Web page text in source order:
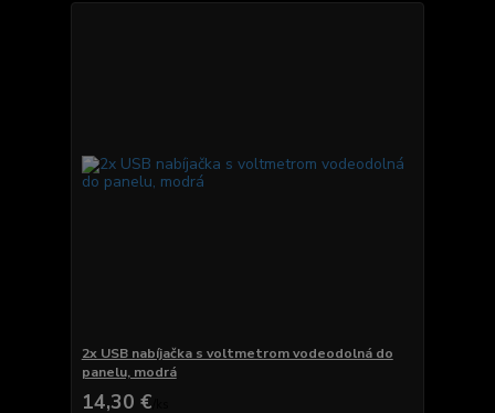
2x USB nabíjačka s voltmetrom vodeodolná do
panelu, modrá
14,30 €